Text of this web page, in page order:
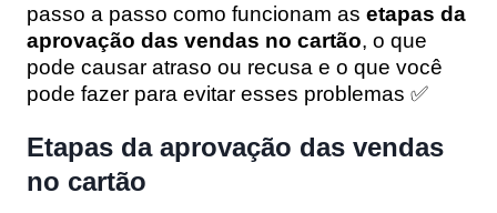
passo a passo como funcionam as etapas da
aprovação das vendas no cartão, o que
pode causar atraso ou recusa e o que você
pode fazer para evitar esses problemas ✅
Etapas da aprovação das vendas
no cartão